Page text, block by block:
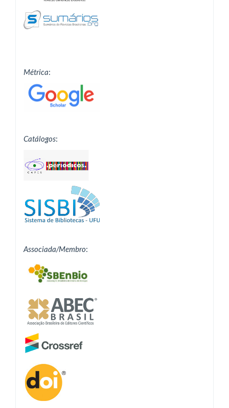
Métrica:
Catálogos:
Associada/Membro: